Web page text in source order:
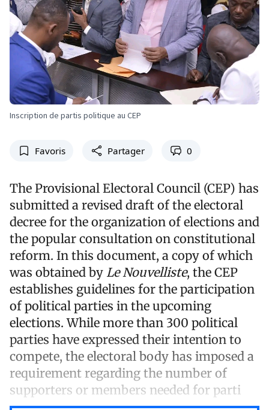
Inscription de partis politique au CEP
Favoris Partager 0
The Provisional Electoral Council (CEP) has
submitted a revised draft of the electoral
decree for the organization of elections and
the popular consultation on constitutional
reform. In this document, a copy of which
was obtained by Le Nouvelliste, the CEP
establishes guidelines for the participation
of political parties in the upcoming
elections. While more than 300 political
parties have expressed their intention to
compete, the electoral body has imposed a
requirement regarding the number of
supporters or members needed for parti